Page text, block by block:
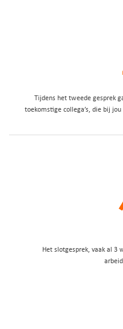
Tijdens het tweede gesprek
toekomstige collega’s, die bij
Het slotgesprek, vaak al 3